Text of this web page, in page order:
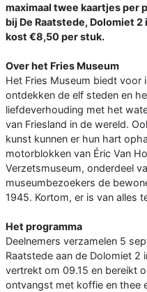
maximaal twee kaartjes per
bij De Raatstede, Dolomiet
kost €8,50 per stuk.
Over het Fries Museum
Het Fries Museum biedt voor
ontdekken de elf steden en
liefdeverhouding met het
van Friesland in de wereld.
kunst kunnen er hun hart
motorblokken van Éric Van
Verzetsmuseum, onderdeel
museumbezoekers de
1945. Kortom, er is van alles
Het programma
Deelnemers verzamelen 5
Raatstede aan de Dolomiet 2
vertrekt om 09.15 en bereikt
ontvangst met koffie en thee